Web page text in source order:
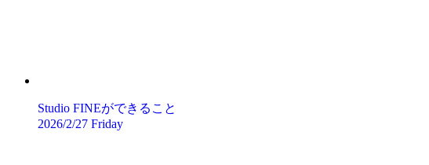
Studio FINEができること
2026/2/27 Friday